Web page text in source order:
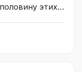
этих
быстро, но